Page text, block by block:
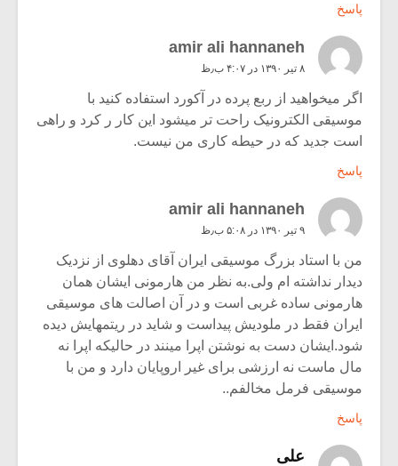
پاسخ
amir ali hannaneh
۸ تیر ۱۳۹۰ در ۴:۰۷ ب٫ظ
اگر میخواهید از ربع پرده در آکورد استفاده کنید با
موسیقی الکترونیک راحت تر میشود این کار ر کرد و راهی
است جدید که در حیطه کاری من نیست.
پاسخ
amir ali hannaneh
۹ تیر ۱۳۹۰ در ۵:۰۸ ب٫ظ
من با استاد بزرگ موسیقی ایران آقای دهلوی از نزدیک
دیدار نداشته ام ولی.به نظر من هارمونی ایشان همان
هارمونی ساده غربی است و در آن اصالت های موسیقی
ایران فقط در ملودیش پیداست و شاید در ریتمهایش دیده
شود.ایشان دست به نوشتن اپرا مینند در حالیکه اپرا نه
مال ماست نه ارزشی برای غیر اروپایان دارد و من با
موسیقی فرمل مخالفم..
پاسخ
علی